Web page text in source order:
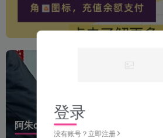
阿朱cos写真合集四
登录
没有账号？立即注册